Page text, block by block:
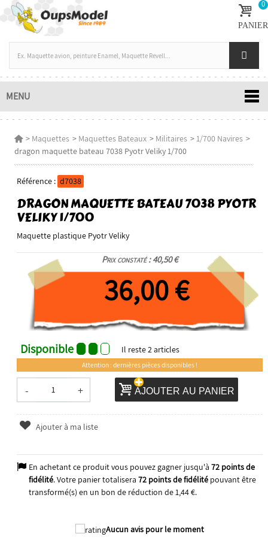
0
PANIER
MENU
> Maquettes > Maquettes Bateaux > Militaires >1/700 Navires >
dragon maquette bateau 7038 Pyotr Veliky 1/700
Référence : d7038
DRAGON MAQUETTE BATEAU 7038 PYOTR
VELIKY 1/700
Maquette plastique Pyotr Veliky
Prix constaté : 40,50 €
36,00 €
Disponible Il reste2articles
Attention : dernières pièces disponibles !
- + AJOUTER AU PANIER
Ajouter à ma liste
En achetant ce produit vous pouvez gagner jusqu'à 72points de
fidélité. Votre panier totalisera 72points de fidélitépouvant être
transformé(s) en un bon de réduction de1,44 €.
Aucun avis pour le moment